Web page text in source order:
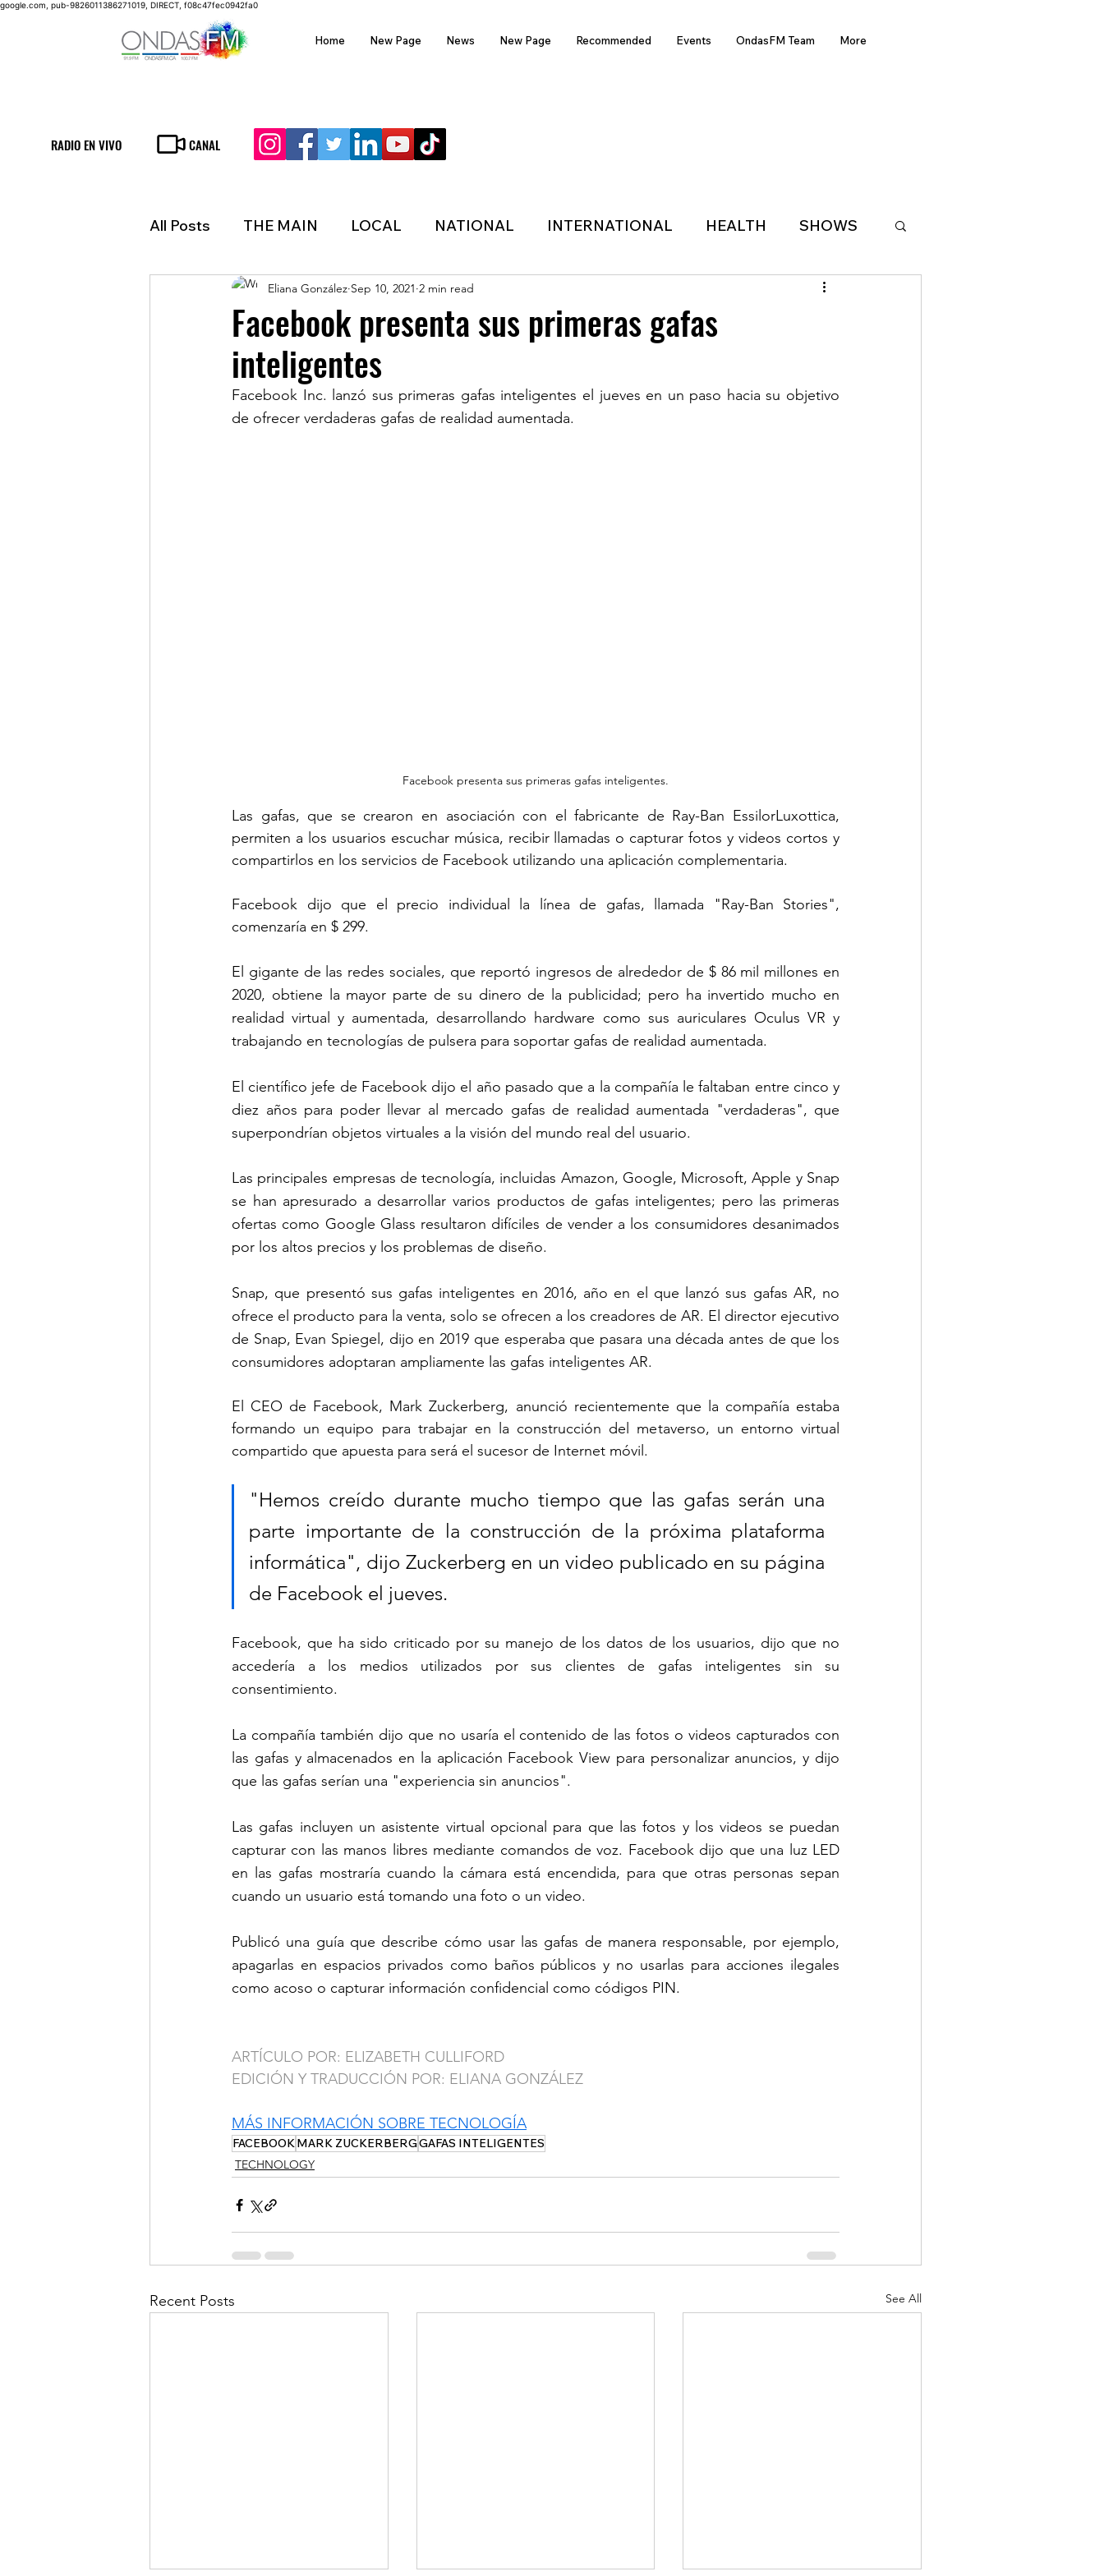
google.com, pub-9826011386271019, DIRECT, f08c47fec0942fa0
Home New Page News New Page Recommended Events OndasFM Team More
RADIO EN VIVO CANAL
All Posts THE MAIN LOCAL NATIONAL INTERNATIONAL HEALTH SHOWS
LIFESTYLE FINANCE TECHNOLOGY LATIN AMERICA
INMIGRATION WEATHER
LINKS OF INTEREST TURISM
Facebook presenta sus primeras gafas
inteligentes
Eliana González Sep 10, 2021 2 min read
Facebook Inc. lanzó sus primeras gafas inteligentes el jueves en un paso hacia su objetivo
de ofrecer verdaderas gafas de realidad aumentada.
Facebook presenta sus primeras gafas inteligentes.
Las gafas, que se crearon en asociación con el fabricante de Ray-Ban EssilorLuxottica,
permiten a los usuarios escuchar música, recibir llamadas o capturar fotos y videos cortos y
compartirlos en los servicios de Facebook utilizando una aplicación complementaria.
Facebook dijo que el precio individual la línea de gafas, llamada "Ray-Ban Stories",
comenzaría en $ 299.
El gigante de las redes sociales, que reportó ingresos de alrededor de $ 86 mil millones en
2020, obtiene la mayor parte de su dinero de la publicidad; pero ha invertido mucho en
realidad virtual y aumentada, desarrollando hardware como sus auriculares Oculus VR y
trabajando en tecnologías de pulsera para soportar gafas de realidad aumentada.
El científico jefe de Facebook dijo el año pasado que a la compañía le faltaban entre cinco y
diez años para poder llevar al mercado gafas de realidad aumentada "verdaderas", que
superpondrían objetos virtuales a la visión del mundo real del usuario.
Las principales empresas de tecnología, incluidas Amazon, Google, Microsoft, Apple y Snap
se han apresurado a desarrollar varios productos de gafas inteligentes; pero las primeras
ofertas como Google Glass resultaron difíciles de vender a los consumidores desanimados
por los altos precios y los problemas de diseño.
Snap, que presentó sus gafas inteligentes en 2016, año en el que lanzó sus gafas AR, no
ofrece el producto para la venta, solo se ofrecen a los creadores de AR. El director ejecutivo
de Snap, Evan Spiegel, dijo en 2019 que esperaba que pasara una década antes de que los
consumidores adoptaran ampliamente las gafas inteligentes AR.
El CEO de Facebook, Mark Zuckerberg, anunció recientemente que la compañía estaba
formando un equipo para trabajar en la construcción del metaverso, un entorno virtual
compartido que apuesta para será el sucesor de Internet móvil.
"Hemos creído durante mucho tiempo que las gafas serán una
parte importante de la construcción de la próxima plataforma
informática", dijo Zuckerberg en un video publicado en su página
de Facebook el jueves.
Facebook, que ha sido criticado por su manejo de los datos de los usuarios, dijo que no
accedería a los medios utilizados por sus clientes de gafas inteligentes sin su
consentimiento.
La compañía también dijo que no usaría el contenido de las fotos o videos capturados con
las gafas y almacenados en la aplicación Facebook View para personalizar anuncios, y dijo
que las gafas serían una "experiencia sin anuncios".
Las gafas incluyen un asistente virtual opcional para que las fotos y los videos se puedan
capturar con las manos libres mediante comandos de voz. Facebook dijo que una luz LED
en las gafas mostraría cuando la cámara está encendida, para que otras personas sepan
cuando un usuario está tomando una foto o un video.
Publicó una guía que describe cómo usar las gafas de manera responsable, por ejemplo,
apagarlas en espacios privados como baños públicos y no usarlas para acciones ilegales
como acoso o capturar información confidencial como códigos PIN.
ARTÍCULO POR: ELIZABETH CULLIFORD
EDICIÓN Y TRADUCCIÓN POR: ELIANA GONZÁLEZ
MÁS INFORMACIÓN SOBRE TECNOLOGÍA
FACEBOOKMARK ZUCKERBERGGAFAS INTELIGENTES
TECHNOLOGY
Recent Posts See All